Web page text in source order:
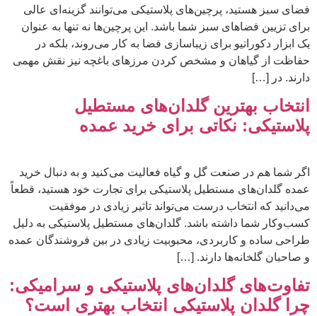
فضای سبز هستید، پرچین‌های پلاستیکی می‌توانند گزینه‌ای عالی
برای تزیین فضاهای سبز شما باشد. این پرچین‌ها نه تنها به عنوان
یک ابزار دکوراتیو برای زیباسازی فضا به کار می‌روند، بلکه در
حفاظت از گیاهان و مشخص کردن مرزهای باغچه نیز نقش مهمی
دارند. در […]
انتخاب بهترین گلدان‌های مستطیل
پلاستیکی: نکاتی برای خرید عمده
اگر شما هم در صنعت گل و گیاه فعالیت می‌کنید و به دنبال خرید
عمده گلدان‌های مستطیل پلاستیکی برای تجارت خود هستید، قطعاً
می‌دانید که انتخاب درست می‌تواند تاثیر زیادی در موفقیت
کسب‌وکار شما داشته باشد. گلدان‌های مستطیل پلاستیکی به دلیل
طراحی ساده و کاربردی، محبوبیت زیادی در بین فروشندگان عمده
و صاحبان گلخانه‌ها دارند. […]
تفاوت‌های گلدان‌های پلاستیکی و سرامیکی:
چرا گلدان پلاستیکی انتخاب بهتری است؟